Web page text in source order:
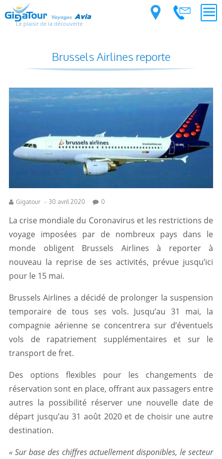
Le plaisir de la découverte
Brussels Airlines reporte
Gigatour - 30 avril 2020 0
La crise mondiale du Coronavirus et les restrictions de
voyage imposées par de nombreux pays dans le
monde obligent Brussels Airlines à reporter à
nouveau la reprise de ses activités, prévue jusqu’ici
pour le 15 mai.
Brussels Airlines a décidé de prolonger la suspension
temporaire de tous ses vols. Jusqu’au 31 mai, la
compagnie aérienne se concentrera sur d’éventuels
vols de rapatriement supplémentaires et sur le
transport de fret.
Des options flexibles pour les changements de
réservation sont en place, offrant aux passagers entre
autres la possibilité réserver une nouvelle date de
départ jusqu’au 31 août 2020 et de choisir une autre
destination.
« Sur base des chiffres actuellement disponibles, le secteur